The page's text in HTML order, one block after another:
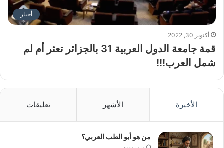
أخبار
أكتوبر 30, 2022
قمة جامعة الدول العربية 31 بالجزائر تعثر أم لم
شمل العرب!!!
الأخيرة الأشهر تعليقات
من هو أبو الطب العربي؟